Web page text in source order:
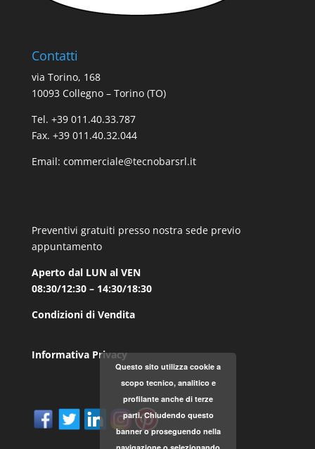
Contatti
via Torino, 168
10093 Collegno – Torino (TO)
Tel. +39 011.40.33.787
Fax. +39 011.40.32.044
Email: commerciale@tecnobarsrl.it
Preventivi gratuiti presso nostra sede previo
appuntamento
Aperto dal LUN al VEN
08:30/12:30 – 14:30/18:30
Condizioni di Vendita
Informativa Privacy
Questo sito utilizza cookie a
scopo tecnico, analitico e
profilante anche di terze
parti. Chiudendo questo
banner o proseguendo nella